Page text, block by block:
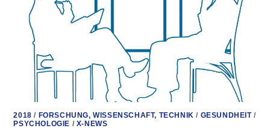
2018 / FORSCHUNG, WISSENSCHAFT, TECHNIK / GESUNDHEIT/
PSYCHOLOGIE / X-NEWS